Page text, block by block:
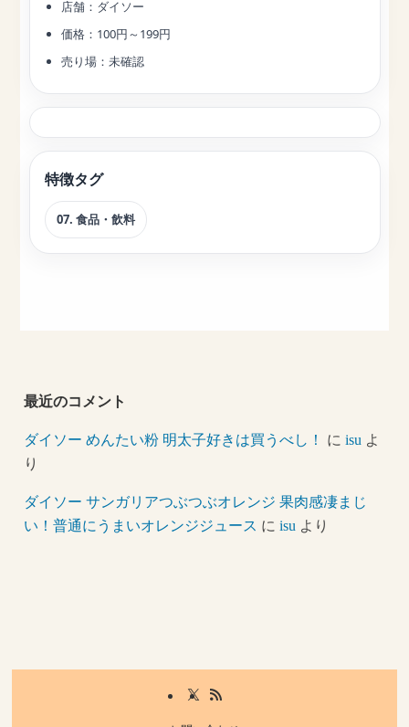
店舗：ダイソー
価格：100円～199円
売り場：未確認
特徴タグ
07. 食品・飲料
最近のコメント
ダイソー めんたい粉 明太子好きは買うべし！ にisu よ
り
ダイソー サンガリアつぶつぶオレンジ 果肉感凄まじ
い！普通にうまいオレンジジュース にisu より